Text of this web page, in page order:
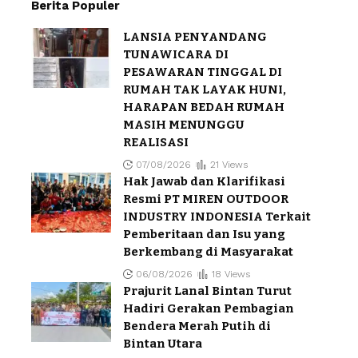
Berita Populer
LANSIA PENYANDANG
TUNAWICARA DI
PESAWARAN TINGGAL DI
RUMAH TAK LAYAK HUNI,
HARAPAN BEDAH RUMAH
MASIH MENUNGGU
REALISASI
07/08/2026 21 Views
Hak Jawab dan Klarifikasi
Resmi PT MIREN OUTDOOR
INDUSTRY INDONESIA Terkait
Pemberitaan dan Isu yang
Berkembang di Masyarakat
06/08/2026 18 Views
Prajurit Lanal Bintan Turut
Hadiri Gerakan Pembagian
Bendera Merah Putih di
Bintan Utara